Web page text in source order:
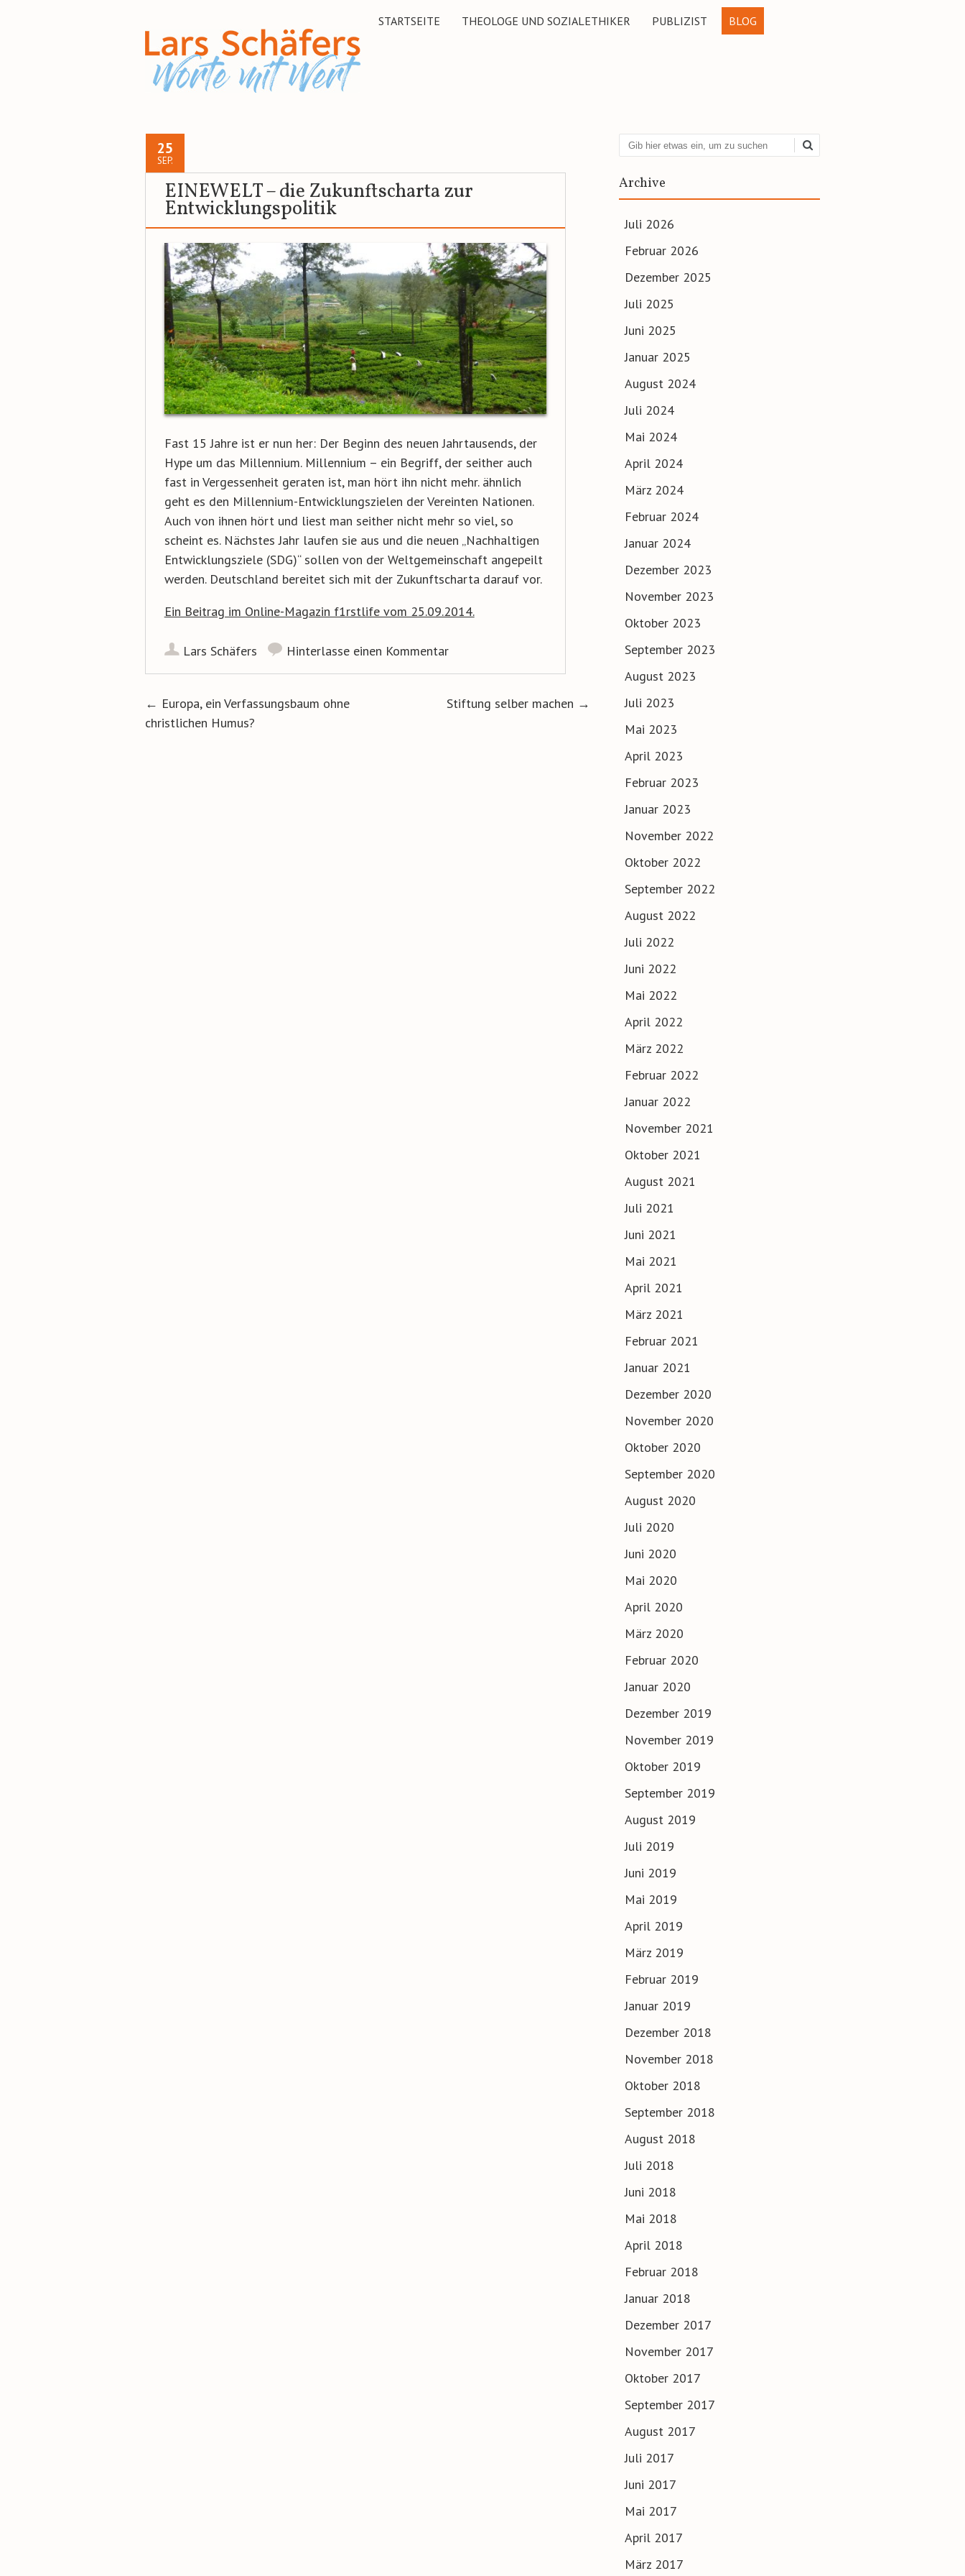
STARTSEITE THEOLOGE UND SOZIALETHIKER PUBLIZIST BLOG
25
SEP.
EINEWELT – die Zukunftscharta zur
Entwicklungspolitik
Fast 15 Jahre ist er nun her: Der Beginn des neuen Jahrtausends, der
Hype um das Millennium. Millennium – ein Begriff, der seither auch
fast in Vergessenheit geraten ist, man hört ihn nicht mehr. ähnlich
geht es den Millennium-Entwicklungszielen der Vereinten Nationen.
Auch von ihnen hört und liest man seither nicht mehr so viel, so
scheint es. Nächstes Jahr laufen sie aus und die neuen „Nachhaltigen
Entwicklungsziele (SDG)“ sollen von der Weltgemeinschaft angepeilt
werden. Deutschland bereitet sich mit der Zukunftscharta darauf vor.
Ein Beitrag im Online-Magazin f1rstlife vom 25.09.2014.
Lars Schäfers Hinterlasse einen Kommentar
Artikel-Navigation
← Europa, ein Verfassungsbaum ohne
christlichen Humus?
Stiftung selber machen →
Suchen
Archive
Juli 2026
Februar 2026
Dezember 2025
Juli 2025
Juni 2025
Januar 2025
August 2024
Juli 2024
Mai 2024
April 2024
März 2024
Februar 2024
Januar 2024
Dezember 2023
November 2023
Oktober 2023
September 2023
August 2023
Juli 2023
Mai 2023
April 2023
Februar 2023
Januar 2023
November 2022
Oktober 2022
September 2022
August 2022
Juli 2022
Juni 2022
Mai 2022
April 2022
März 2022
Februar 2022
Januar 2022
November 2021
Oktober 2021
August 2021
Juli 2021
Juni 2021
Mai 2021
April 2021
März 2021
Februar 2021
Januar 2021
Dezember 2020
November 2020
Oktober 2020
September 2020
August 2020
Juli 2020
Juni 2020
Mai 2020
April 2020
März 2020
Februar 2020
Januar 2020
Dezember 2019
November 2019
Oktober 2019
September 2019
August 2019
Juli 2019
Juni 2019
Mai 2019
April 2019
März 2019
Februar 2019
Januar 2019
Dezember 2018
November 2018
Oktober 2018
September 2018
August 2018
Juli 2018
Juni 2018
Mai 2018
April 2018
Februar 2018
Januar 2018
Dezember 2017
November 2017
Oktober 2017
September 2017
August 2017
Juli 2017
Juni 2017
Mai 2017
April 2017
März 2017